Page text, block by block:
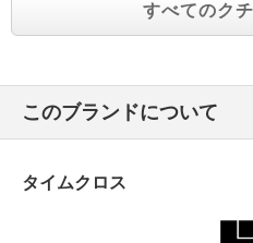
すべてのク
このブランドについて
タイムクロス